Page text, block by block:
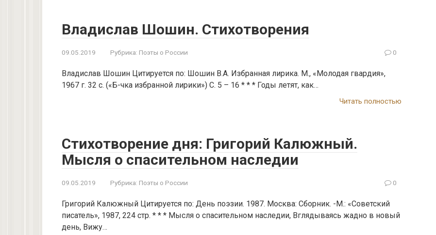
Владислав Шошин. Стихотворения
09.05.2019 Рубрика: Поэты о России 0
Владислав Шошин Цитируется по: Шошин В.А. Избранная лирика. М., «Молодая гвардия»,
1967 г. 32 с. («Б-чка избранной лирики») С. 5 – 16 * * * Годы летят, как…
Читать полностью
Стихотворение дня: Григорий Калюжный.
Мысля о спасительном наследии
09.05.2019 Рубрика: Поэты о России 0
Григорий Калюжный Цитируется по: День поэзии. 1987. Москва: Сборник. -М.: «Советский
писатель», 1987, 224 стр. * * * Мысля о спасительном наследии, Вглядываясь жадно в новый
день, Вижу…